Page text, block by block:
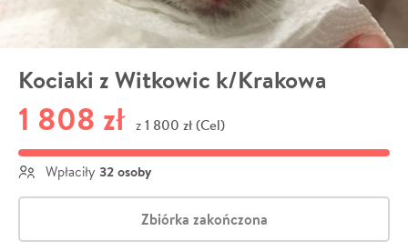
Kociaki z Witkowic k/Krakowa
1 808 zł z 1 800 zł (Cel)
Wpłaciły 32 osoby
Zbiórka zakończona